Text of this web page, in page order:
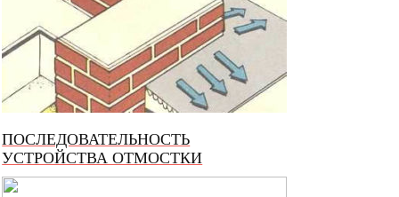
ПОСЛЕДОВАТЕЛЬНОСТЬ
УСТРОЙСТВА ОТМОСТКИ